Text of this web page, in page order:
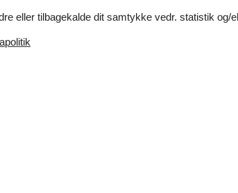
Parkering
eller tilbagekalde dit samtykke vedr. statistik og/